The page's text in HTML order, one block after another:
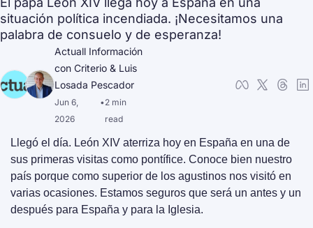
situación política incendiada. ¡Necesitamos una
palabra de consuelo y de esperanza!
Actuall Información
con Criterio & Luis
Losada Pescador
Jun 6,
2026
•2 min
read
Llegó el día. León XIV aterriza hoy en España en una de
sus primeras visitas como pontífice. Conoce bien nuestro
país porque como superior de los agustinos nos visitó en
varias ocasiones. Estamos seguros que será un antes y un
después para España y para la Iglesia.